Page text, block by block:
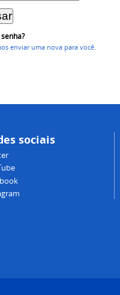
enviar uma nova para você.
sociais